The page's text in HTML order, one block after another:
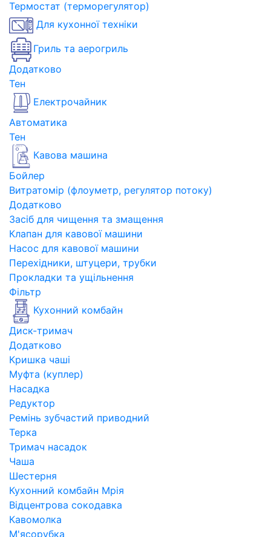
Термостат (терморегулятор)
Для кухонної техніки
Гриль та аерогриль
Додатково
Тен
Електрочайник
Автоматика
Тен
Кавова машина
Бойлер
Витратомір (флоуметр, регулятор потоку)
Додатково
Засіб для чищення та змащення
Клапан для кавової машини
Насос для кавової машини
Перехідники, штуцери, трубки
Прокладки та ущільнення
Фільтр
Кухонний комбайн
Диск-тримач
Додатково
Кришка чаші
Муфта (куплер)
Насадка
Редуктор
Ремінь зубчастий приводний
Терка
Тримач насадок
Чаша
Шестерня
Кухонний комбайн Мрія
Відцентрова сокодавка
Кавомолка
М'ясорубка